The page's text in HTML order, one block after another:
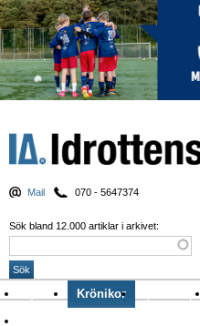
Mail 070 - 5647374
Sök bland 12.000 artiklar i arkivet:
Nyheter Krönikor Sport & spel